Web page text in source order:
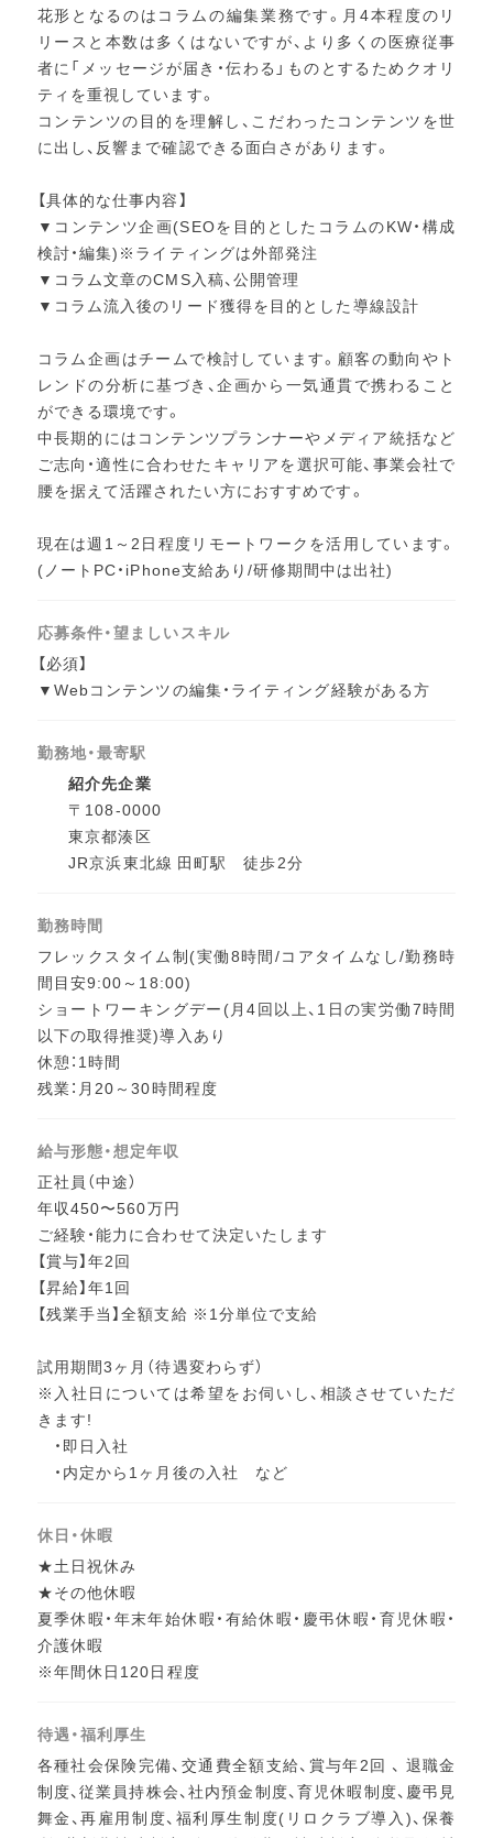
花形となるのはコラムの編集業務です。月4本程度のリ
リースと本数は多くはないですが、より多くの医療従事
者に「メッセージが届き・伝わる」ものとするためクオリ
ティを重視しています。
コンテンツの目的を理解し、こだわったコンテンツを世
に出し、反響まで確認できる面白さがあります。
【具体的な仕事内容】
▼コンテンツ企画(SEOを目的としたコラムのKW・構成
検討・編集)※ライティングは外部発注
▼コラム文章のCMS入稿、公開管理
▼コラム流入後のリード獲得を目的とした導線設計
コラム企画はチームで検討しています。顧客の動向やト
レンドの分析に基づき、企画から一気通貫で携わること
ができる環境です。
中長期的にはコンテンツプランナーやメディア統括など
ご志向・適性に合わせたキャリアを選択可能、事業会社で
腰を据えて活躍されたい方におすすめです。
現在は週1～2日程度リモートワークを活用しています。
(ノートPC・iPhone支給あり/研修期間中は出社)
応募条件・望ましいスキル
【必須】
▼Webコンテンツの編集・ライティング経験がある方
勤務地・最寄駅
紹介先企業
〒108-0000
東京都湊区
JR京浜東北線 田町駅 徒歩2分
勤務時間
フレックスタイム制(実働8時間/コアタイムなし/勤務時
間目安9:00～18:00)
ショートワーキングデー(月4回以上、1日の実労働7時間
以下の取得推奨)導入あり
休憩：1時間
残業：月20～30時間程度
給与形態・想定年収
正社員（中途）
年収450〜560万円
ご経験・能力に合わせて決定いたします
【賞与】年2回
【昇給】年1回
【残業手当】全額支給 ※1分単位で支給
試用期間3ヶ月（待遇変わらず）
※入社日については希望をお伺いし、相談させていただ
きます!
・即日入社
・内定から1ヶ月後の入社 など
休日・休暇
★土日祝休み
★その他休暇
夏季休暇・年末年始休暇・有給休暇・慶弔休暇・育児休暇・
介護休暇
※年間休日120日程度
待遇・福利厚生
各種社会保険完備、交通費全額支給、賞与年2回 、 退職金
制度、従業員持株会、社内預金制度、育児休暇制度、慶弔見
舞金、再雇用制度、福利厚生制度(リロクラブ導入)、保養